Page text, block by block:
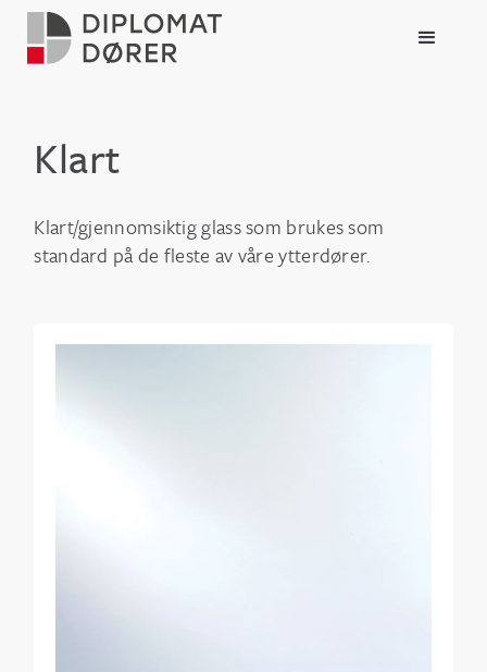
Klart
Klart/gjennomsiktig glass som brukes som
standard på de fleste av våre ytterdører.